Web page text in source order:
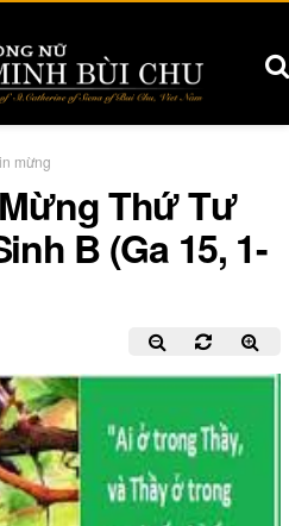
mừng
Thứ Tư
B (Ga 15, 1-